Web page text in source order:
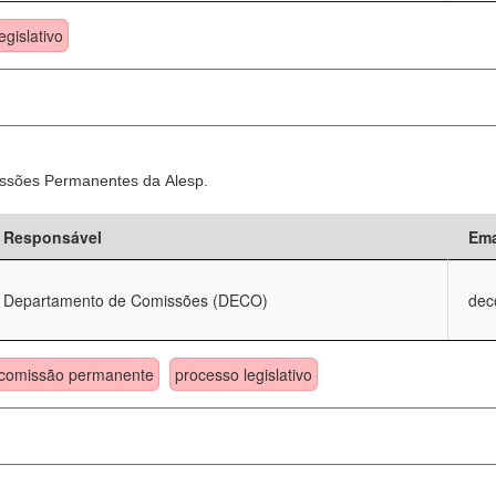
Permanentes da Alesp.
Responsável
Departamento de Comissões (DECO)
permanente processo legislativo